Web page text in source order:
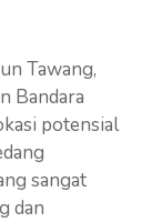
Tawang,
Bandara
potensial
sangat
dan